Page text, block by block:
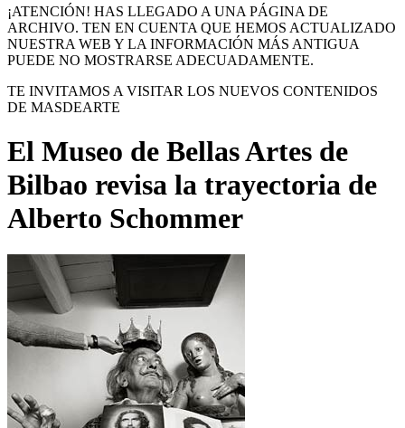
¡ATENCIÓN! HAS LLEGADO A UNA PÁGINA DE
ARCHIVO. TEN EN CUENTA QUE HEMOS ACTUALIZADO
NUESTRA WEB Y LA INFORMACIÓN MÁS ANTIGUA
PUEDE NO MOSTRARSE ADECUADAMENTE.
TE INVITAMOS A VISITAR LOS NUEVOS CONTENIDOS
DE MASDEARTE
El Museo de Bellas Artes de
Bilbao revisa la trayectoria de
Alberto Schommer